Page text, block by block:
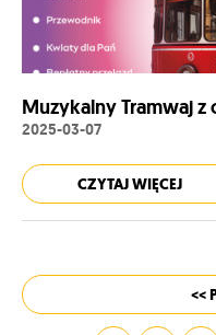
Muzykalny Tramwaj z
2025-03-07
CZYTAJ WIĘCEJ
<<